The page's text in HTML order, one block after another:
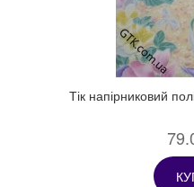
Тік напірниковий